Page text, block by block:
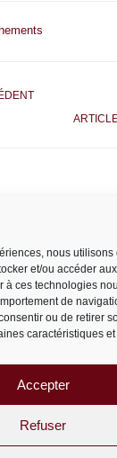
nous
et/ou accéder
à ces technologies
de
ou de retirer
caractéristiques
Accepter
Refuser